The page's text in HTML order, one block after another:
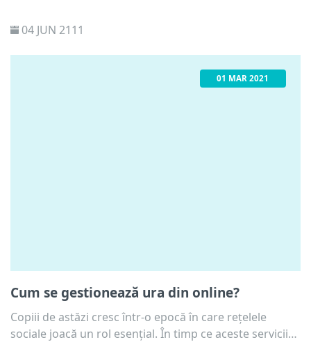
04 JUN 2111
01 MAR 2021
Cum se gestionează ura din online?
Copiii de astăzi cresc într-o epocă în care rețelele
sociale joacă un rol esențial. În timp ce aceste servicii